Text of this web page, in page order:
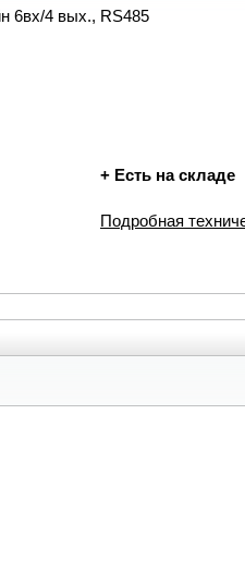
6вх/4 вых., RS485
+Есть на складе
Подробная